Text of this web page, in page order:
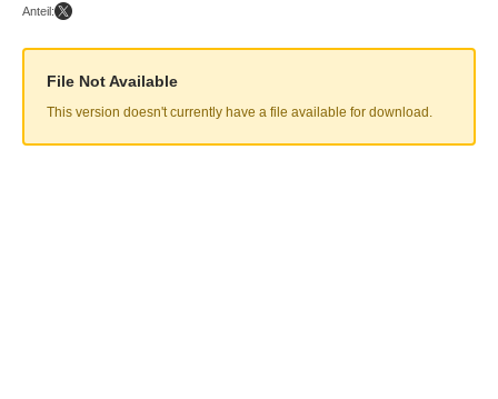
Anteil:
File Not Available
This version doesn't currently have a file available for download.